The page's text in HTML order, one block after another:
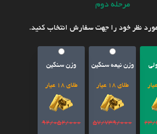
مرحله دوم
نظر خود را جهت سفارش انتخاب کنید.
23/
وزن نیمه سنگین
طلای 18 عیار
57/739/000
وزن سنگین
طلای 18 عیار
92/052/000